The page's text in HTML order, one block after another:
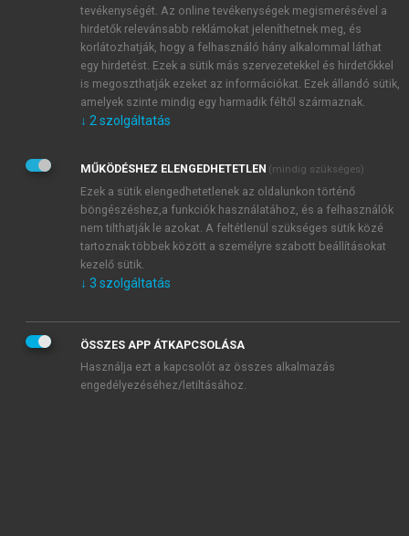
JELSZÓ ÚJRA
Kérek értesítést a MeRSZ újdonságairól, akcióiról.
Kérek értesítést az Akadémiai Kiadó Zrt. újdonságairól,
Adatkezelési tájékoztatóbanfoglaltakat tudomásul
veszem és elfogadom.
Általános vásárlási feltételeket, valamint a szotar.netés a
mersz.huoldalak licencszerződéseiben foglaltakat
tudomásul veszem és elfogadom.
KIPRÓBÁLOM
tevékenységét. Az online tevékenységek megismerésével a
hirdetők relevánsabb reklámokat jeleníthetnek meg, és
korlátozhatják, hogy a felhasználó hány alkalommal láthat
egy hirdetést. Ezek a sütik más szervezetekkel és hirdetőkkel
is megoszthatják ezeket az információkat. Ezek állandó sütik,
amelyek szinte mindig egy harmadik féltől származnak.
↓ 2 szolgáltatás
MŰKÖDÉSHEZ ELENGEDHETETLEN (mindig szükséges)
Ezek a sütik elengedhetetlenek az oldalunkon történő
böngészéshez,a funkciók használatához, és a felhasználók
nem tilthatják le azokat. A feltétlenül szükséges sütik közé
tartoznak többek között a személyre szabott beállításokat
kezelő sütik.
↓ 3 szolgáltatás
ÖSSZES APP ÁTKAPCSOLÁSA
Használja ezt a kapcsolót az összes alkalmazás
engedélyezéséhez/letiltásához.